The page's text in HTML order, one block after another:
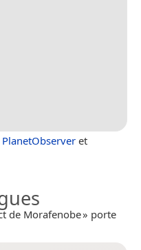
PlanetObserver et
de Morafenobe » porte